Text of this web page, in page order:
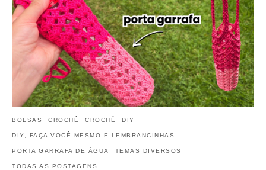
BOLSAS CROCHÊ CROCHÊ DIY
DIY, FAÇA VOCÊ MESMO E LEMBRANCINHAS
PORTA GARRAFA DE ÁGUA TEMAS DIVERSOS
TODAS AS POSTAGENS